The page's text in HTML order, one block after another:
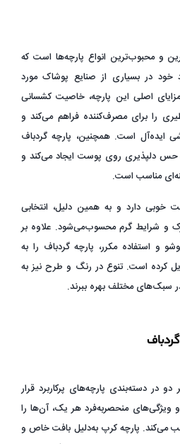
و محبوب‌ترین انواع پارچه‌ها است که
خود در بسیاری از صنایع پوشاک مورد
اصلی این پارچه، خاصیت کشسانی
را برای مصرف‌کننده فراهم می‌کند و
ایده‌آل است. همچنین، پارچه گردباف
حس دلپذیری روی پوست ایجاد می‌کند و
مناسب است.
خوبی دارد و به همین دلیل، انتخابی
و شرایط گرم محسوب‌می‌شود. علاوه بر
و استفاده مکرر، پارچه گردباف را به
کرده است. تنوع در رنگ و طرح نیز به
سبک‌های مختلف بهره ببرند.
در دسته‌بندی پارچه‌های پرکاربرد قرار
و ویژگی‌های منحصربه‌فرد هر یک، آن‌ها را
می‌کند. پارچه کرپ به‌دلیل بافت خاص و